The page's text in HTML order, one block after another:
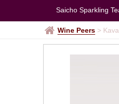
Saicho Sparkling
Wine Peers >